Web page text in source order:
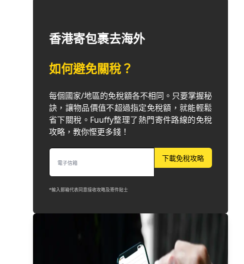
香港寄包裹去海外
如何避免關稅？
每個國家/地區的免稅額各不相同。只要掌握秘
訣，讓物品價值不超過指定免稅額，就能輕鬆
省下關稅。Fuuffy整理了熱門寄件路線的免稅
攻略，教你慳更多錢！
下載免稅攻略
*輸入郵箱代表同意接收攻略及寄件貼士